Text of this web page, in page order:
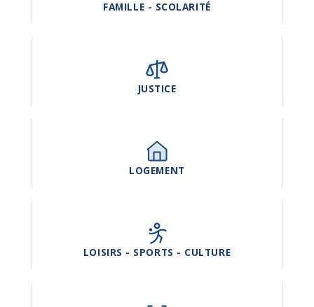
FAMILLE - SCOLARITÉ
JUSTICE
LOGEMENT
LOISIRS - SPORTS - CULTURE